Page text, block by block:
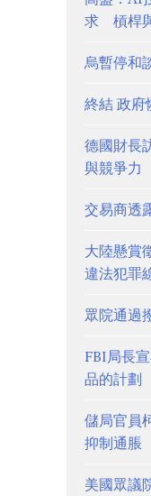
求 槓桿
烏暫停和
終結 政府
德國財長
與競爭力
交易商透
大陸懸賞
違法犯罪
眾院通過
FBI局長
品的計劃
儲局官員
抑制通脹
美國眾議